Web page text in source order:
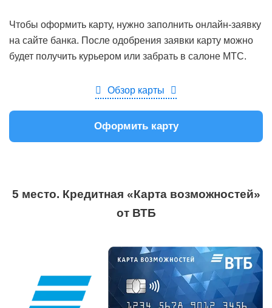
Чтобы оформить карту, нужно заполнить онлайн-заявку
на сайте банка. После одобрения заявки карту можно
будет получить курьером или забрать в салоне МТС.
Обзор карты
Оформить карту
5 место. Кредитная «Карта возможностей»
от ВТБ